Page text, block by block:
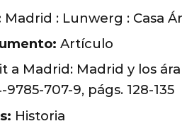
Madrid : Lunwerg : Casa
Artículo
a Madrid: Madrid y los
707-9, págs. 128-135
Historia